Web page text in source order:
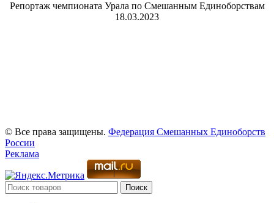
Репортаж чемпионата Урала по Смешанным Единоборствам
18.03.2023
© Все права защищены. Федерация Смешанных Единоборств
России
Реклама
Поиск